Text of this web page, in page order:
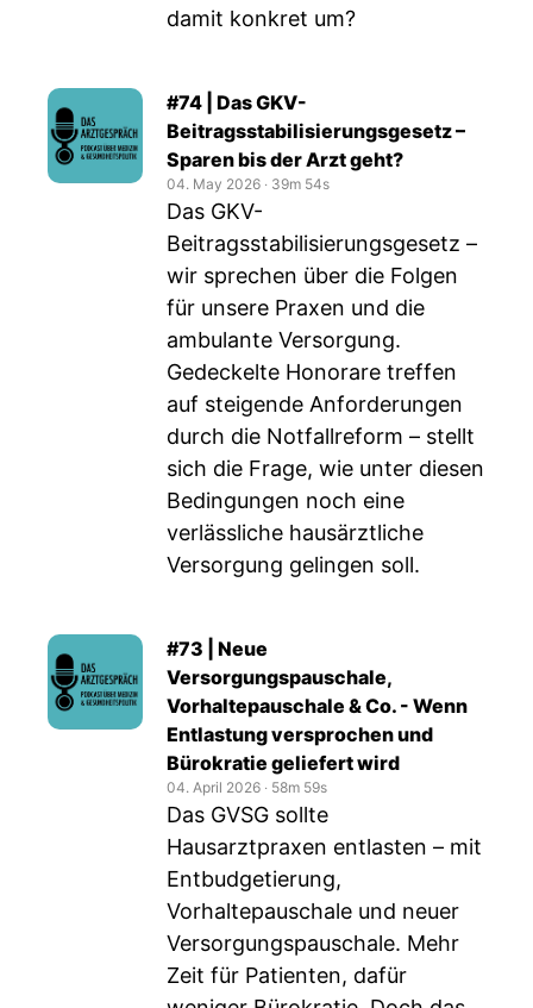
damit konkret um?
#74 | Das GKV-
Beitragsstabilisierungsgesetz –
Sparen bis der Arzt geht?
04. May 2026 ‧ 39m 54s
Das GKV-
Beitragsstabilisierungsgesetz –
wir sprechen über die Folgen
für unsere Praxen und die
ambulante Versorgung.
Gedeckelte Honorare treffen
auf steigende Anforderungen
durch die Notfallreform – stellt
sich die Frage, wie unter diesen
Bedingungen noch eine
verlässliche hausärztliche
Versorgung gelingen soll.
#73 | Neue
Versorgungspauschale,
Vorhaltepauschale & Co. - Wenn
Entlastung versprochen und
Bürokratie geliefert wird
04. April 2026 ‧ 58m 59s
Das GVSG sollte
Hausarztpraxen entlasten – mit
Entbudgetierung,
Vorhaltepauschale und neuer
Versorgungspauschale. Mehr
Zeit für Patienten, dafür